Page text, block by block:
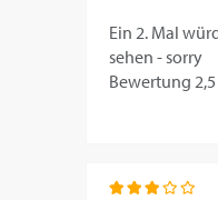
Ein 2. Mal
sehen - sorry
Bewertung